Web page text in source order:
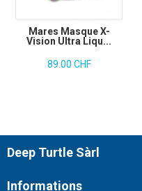
Mares Masque X-
Vision Ultra Liqu...
89.00 CHF
Deep Turtle Sàrl
Informations